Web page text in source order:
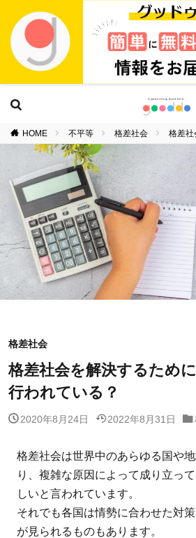
HOME 不平等 格差社会 格差社
格差社会
格差社会を解決するため
行われている？
2020年8月24日 2022年8月31日
格差社会は世界中のあらゆる国や
り、複雑な原因によって成り立っ
しいと言われています。
それでも各国は情勢に合わせた対
が見られるものもあります。